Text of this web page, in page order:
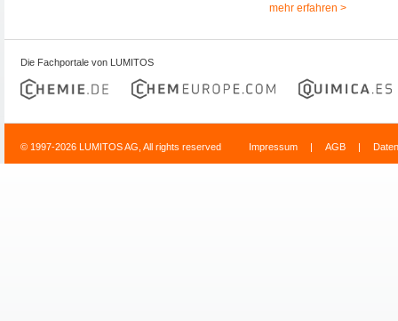
mehr erfahren >
Die Fachportale von LUMITOS
© 1997-2026 LUMITOS AG, All rights reserved Impressum | AGB |